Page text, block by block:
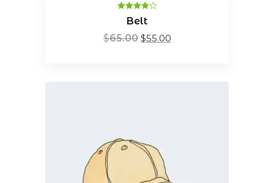
Valorado
4.00de
Belt
$65.00 $55.00